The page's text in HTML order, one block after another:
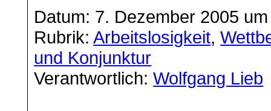
Datum: 7. Dezember 2005
Rubrik:Arbeitslosigkeit,
und Konjunktur
Verantwortlich:Wolfgang Lieb